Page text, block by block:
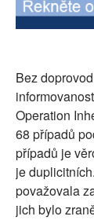
Bez
Operation
68 případů
případů je
je
považovala
jich bylo